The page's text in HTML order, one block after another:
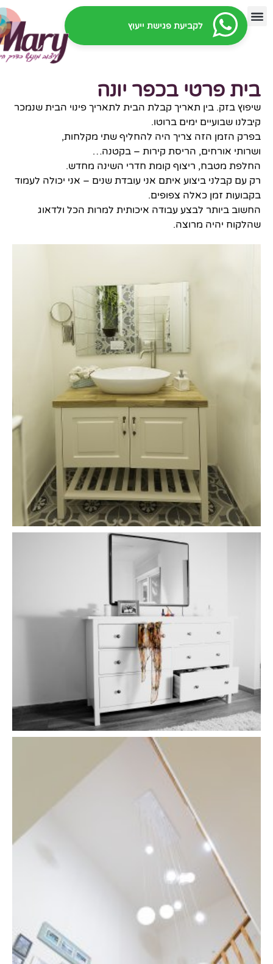
לקביעת פגישת ייעוץ
פרטי בכפר יונה
בזק. בין תאריך קבלת הבית לתאריך פינוי הבית שנמכר
שבועיים ימים ברוטו.
הזמן הזה צריך היה להחליף שתי מקלחות,
אורחים, הריסת קירות – בקטנה…
מטבח, ריצוף קומת חדרי השינה מחדש.
קבלני ביצוע איתם אני עובדת שנים – אני יכולה לעמוד
זמן כאלה צפופים.
ביותר לבצע עבודה איכותית למרות הכל ולדאוג
יהיה מרוצה.